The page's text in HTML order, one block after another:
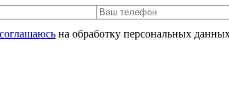
соглашаюсь на обработку персональных